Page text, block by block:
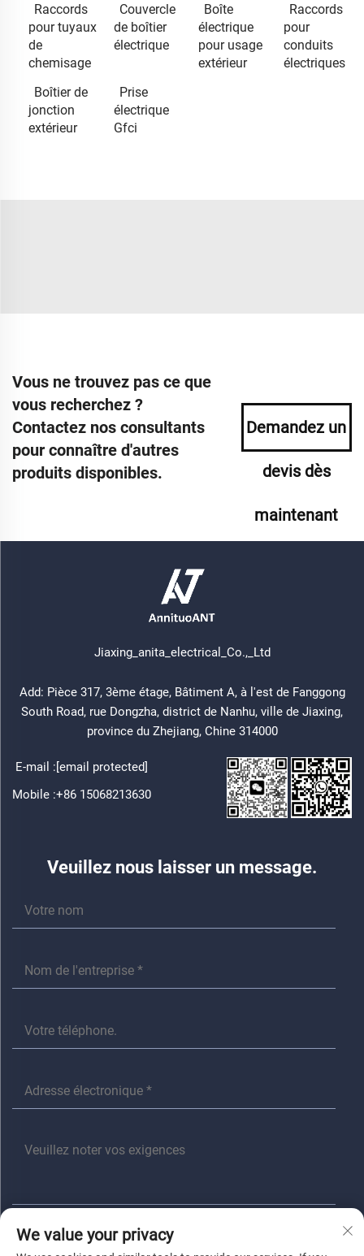
Raccords
pour tuyaux
de
chemisage
Couvercle
de boîtier
électrique
Boîte
électrique
pour usage
extérieur
Raccords
pour
conduits
électriques
Boîtier de
jonction
extérieur
Prise
électrique
Gfci
Vous ne trouvez pas ce que
vous recherchez ?
Contactez nos consultants
pour connaître d'autres
produits disponibles.
Demandez un
devis dès
maintenant
Jiaxing_anita_electrical_Co.,_Ltd
Add: Pièce 317, 3ème étage, Bâtiment A, à l'est de Fanggong
South Road, rue Dongzha, district de Nanhu, ville de Jiaxing,
province du Zhejiang, Chine 314000
E-mail :[email protected]
Mobile :+86 15068213630
Veuillez nous laisser un message.
Envoyer
We value your privacy